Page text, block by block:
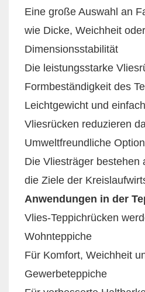
Eine große Auswahl an
wie Dicke, Weichheit
Dimensionsstabilität
Die leistungsstarke
Formbeständigkeit des
Leichtgewicht und
Vliesrücken reduzieren
Umweltfreundliche
Die Vliesträger bestehen
die Ziele der
Anwendungen in der
Vlies-Teppichrücken
Wohnteppiche
Für Komfort, Weichheit
Gewerbeteppiche